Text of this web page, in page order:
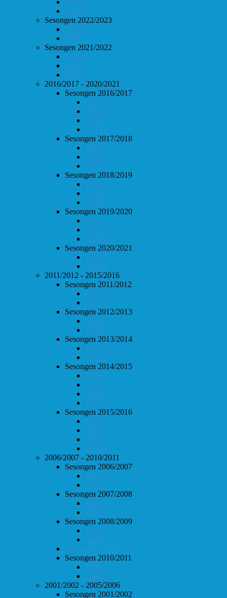
Follo 3
Sesongen 2022/2023
Follo 1
Follo 2
Sesongen 2021/2022
Follo 1
Follo 2
Follo 3
2016/2017 - 2020/2021
Sesongen 2016/2017
Follo 1
Follo 2
Follo 3
Follo 4
Sesongen 2017/2018
Follo 1
Follo 2
Follo 3
Sesongen 2018/2019
Follo 1
Follo 2
Follo 3
Sesongen 2019/2020
Follo 1
Follo 2
Follo 3
Sesongen 2020/2021
Follo 1
Follo 2
2011/2012 - 2015/2016
Sesongen 2011/2012
Follo 1
Follo 2
Sesongen 2012/2013
Follo 1
Follo 2
Sesongen 2013/2014
Follo 1
Follo 2
Sesongen 2014/2015
Follo 1
Follo 2
Follo 3
Follo 4
Sesongen 2015/2016
Follo 1
Follo 2
Follo 3
Follo 4
2006/2007 - 2010/2011
Sesongen 2006/2007
Follo 1
Follo 2
Sesongen 2007/2008
Follo 1
Follo 2
Sesongen 2008/2009
Follo 1
Follo 2
Sesongen 2009/2010
Sesongen 2010/2011
Follo 1
Follo 2
2001/2002 - 2005/2006
Sesongen 2001/2002